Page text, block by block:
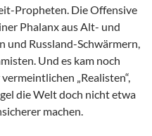
Propheten. Die Offensive
Phalanx aus Alt- und
und Russland-Schwärmern,
Und es kam noch
„Realisten“,
die Welt doch nicht etwa
machen.